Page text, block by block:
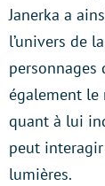
Janerka a
l’univers de
personnages
également le
quant à lui
peut
lumières.